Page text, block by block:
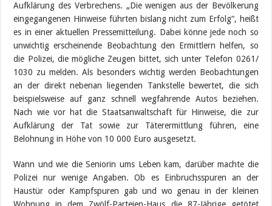
Aufklärung des Verbrechens. „Die wenigen aus der Bevölkerung
eingegangenen Hinweise führten bislang nicht zum Erfolg“, heißt
es in einer aktuellen Pressemitteilung. Dabei könne jede noch so
unwichtig erscheinende Beobachtung den Ermittlern helfen, so
die Polizei, die mögliche Zeugen bittet, sich unter Telefon 0261/
1030 zu melden. Als besonders wichtig werden Beobachtungen
an der direkt nebenan liegenden Tankstelle bewertet, die sich
beispielsweise auf ganz schnell wegfahrende Autos beziehen.
Nach wie vor hat die Staatsanwaltschaft für Hinweise, die zur
Aufklärung der Tat sowie zur Täterermittlung führen, eine
Belohnung in Höhe von 10 000 Euro ausgesetzt.
Wann und wie die Seniorin ums Leben kam, darüber machte die
Polizei nur wenige Angaben. Ob es Einbruchsspuren an der
Haustür oder Kampfspuren gab und wo genau in der kleinen